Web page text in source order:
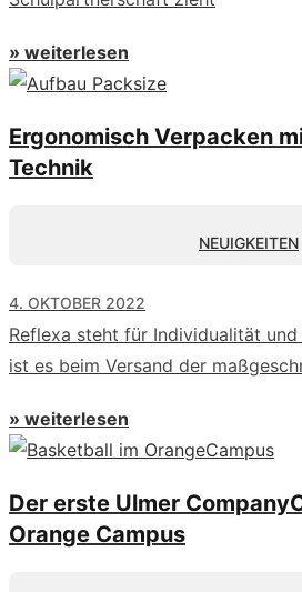
» weiterlesen
Ergonomisch Verpacken
Technik
NEUIGKEITEN
4. OKTOBER 2022
Reflexa steht für Individualität
ist es beim Versand der
» weiterlesen
Der erste Ulmer
Orange Campus